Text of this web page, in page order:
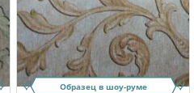
Образец в шоу-руме